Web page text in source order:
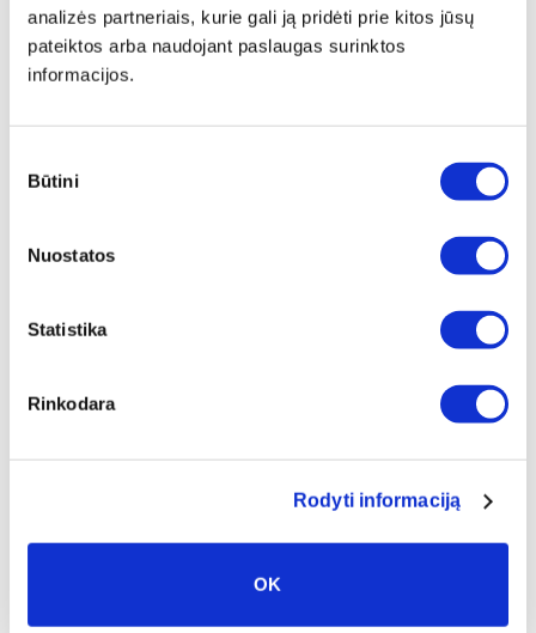
analizės partneriais, kurie gali ją pridėti prie kitos jūsų
pateiktos arba naudojant paslaugas surinktos
informacijos.
pasirinkimas
Būtini
Nuostatos
Statistika
Rinkodara
Rodyti informaciją
OK
įrėminimas
papildomai įrėminti į baltą, juodą arba
pavers dar prabangesniu namų
mumis el. paštu labas@drobiunamai.lt